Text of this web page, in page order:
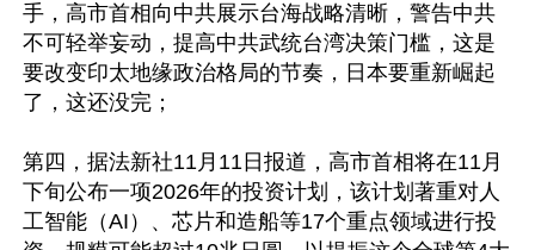
手，高市首相向中共展示台海战略清晰，警告中共
不可轻举妄动，提高中共武统台湾决策门槛，这是
要改变印太地缘政治格局的节奏，日本要重新崛起
了，这还没完；
第四，据法新社11月11日报道，高市首相将在11月
下旬公布一项2026年的投资计划，该计划著重对人
工智能（AI）、芯片和造船等17个重点领域进行投